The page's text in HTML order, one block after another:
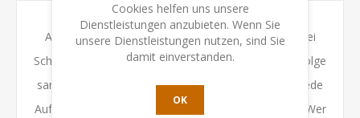
Auf den Spielkarten warten knifflige Aufgaben in drei
Schwierigkeitsstufen: Farben in der richtigen Reihenfolge
sammeln, Zahlen sortieren oder Summen bilden – jede
Aufgabe fordert Köpfchen und schnelle Reaktionen! Wer
Cookies helfen uns unsere
Dienstleistungen anzubieten. Wenn Sie
unsere Dienstleistungen nutzen, sind Sie
damit einverstanden.
OK